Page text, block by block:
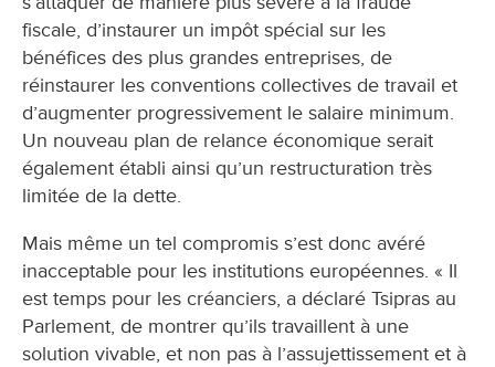
fiscale, d’instaurer un impôt spécial sur les
bénéfices des plus grandes entreprises, de
réinstaurer les conventions collectives de travail et
d’augmenter progressivement le salaire minimum.
Un nouveau plan de relance économique serait
également établi ainsi qu’un restructuration très
limitée de la dette.
Mais même un tel compromis s’est donc avéré
inacceptable pour les institutions européennes. « Il
est temps pour les créanciers, a déclaré Tsipras au
Parlement, de montrer qu’ils travaillent à une
solution vivable, et non pas à l’assujettissement et à